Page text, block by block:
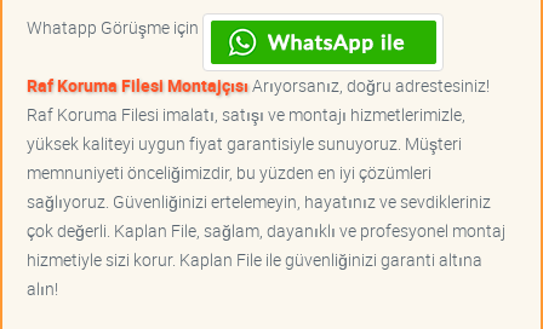
Whatapp Görüşme için
Raf Koruma Filesi MontajçısıArıyorsanız, doğru adrestesiniz!
Raf Koruma Filesi imalatı, satışı ve montajı hizmetlerimizle,
yüksek kaliteyi uygun fiyat garantisiyle sunuyoruz. Müşteri
memnuniyeti önceliğimizdir, bu yüzden en iyi çözümleri
sağlıyoruz. Güvenliğinizi ertelemeyin, hayatınız ve sevdikleriniz
çok değerli. Kaplan File, sağlam, dayanıklı ve profesyonel montaj
hizmetiyle sizi korur. Kaplan File ile güvenliğinizi garanti altına
alın!